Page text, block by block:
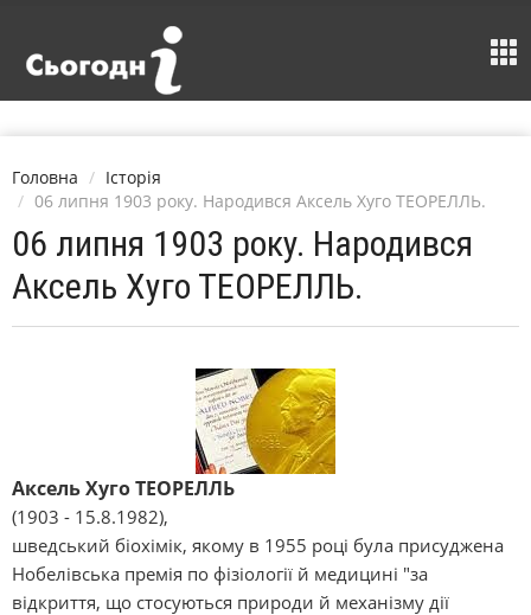
Головна
Історія
06 липня 1903 року. Народився Аксель Хуго ТЕОРЕЛЛЬ.
06 липня 1903 року. Народився
Аксель Хуго ТЕОРЕЛЛЬ.
Аксель Хуго ТЕОРЕЛЛЬ
(1903 - 15.8.1982),
шведський біохімік, якому в 1955 році була присуджена
Нобелівська премія по фізіології й медицині "за
відкриття, що стосуються природи й механізму дії